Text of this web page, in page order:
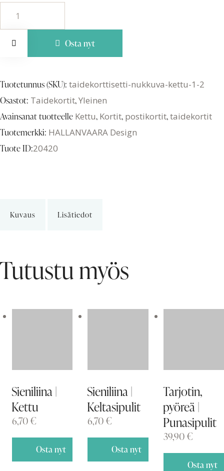
Osta nyt
Tuotetunnus (SKU): taidekorttisetti-nukkuva-kettu-1-2
Osastot: Taidekortit,Yleinen
Avainsanat tuotteelle Kettu, Kortit, postikortit,taidekortit
Tuotemerkki: HALLANVAARA Design
Tuote ID:20420
Kuvaus Lisätiedot
Tutustu myös
Sieniliina |
Kettu
6,70€
Osta nyt
Sieniliina |
Keltasipulit
6,70€
Osta nyt
Tarjotin,
pyöreä |
Punasipulit
39,90€
Osta nyt